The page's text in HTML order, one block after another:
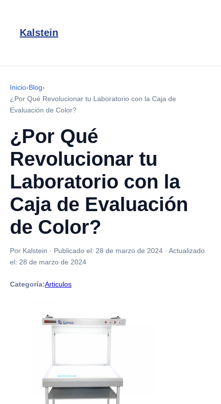
Kalstein
Inicio›Blog›
¿Por Qué Revolucionar tu Laboratorio con la Caja de
Evaluación de Color?
¿Por Qué
Revolucionar tu
Laboratorio con la
Caja de Evaluación
de Color?
Por Kalstein · Publicado el: 28 de marzo de 2024 · Actualizado
el: 28 de marzo de 2024
Categoría:Articulos